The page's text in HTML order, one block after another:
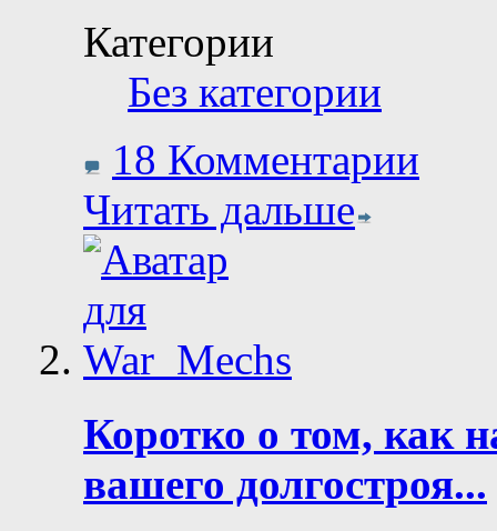
Категории
Без категории
18 Комментарии
Читать дальше
Коротко о том, как
вашего долгостроя...